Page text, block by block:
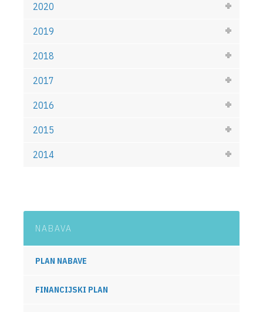
2020
2019
2018
2017
2016
2015
2014
NABAVA
PLAN NABAVE
FINANCIJSKI PLAN